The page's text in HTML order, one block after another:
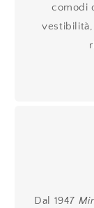
comodi
vestibilità,
Dal 1947